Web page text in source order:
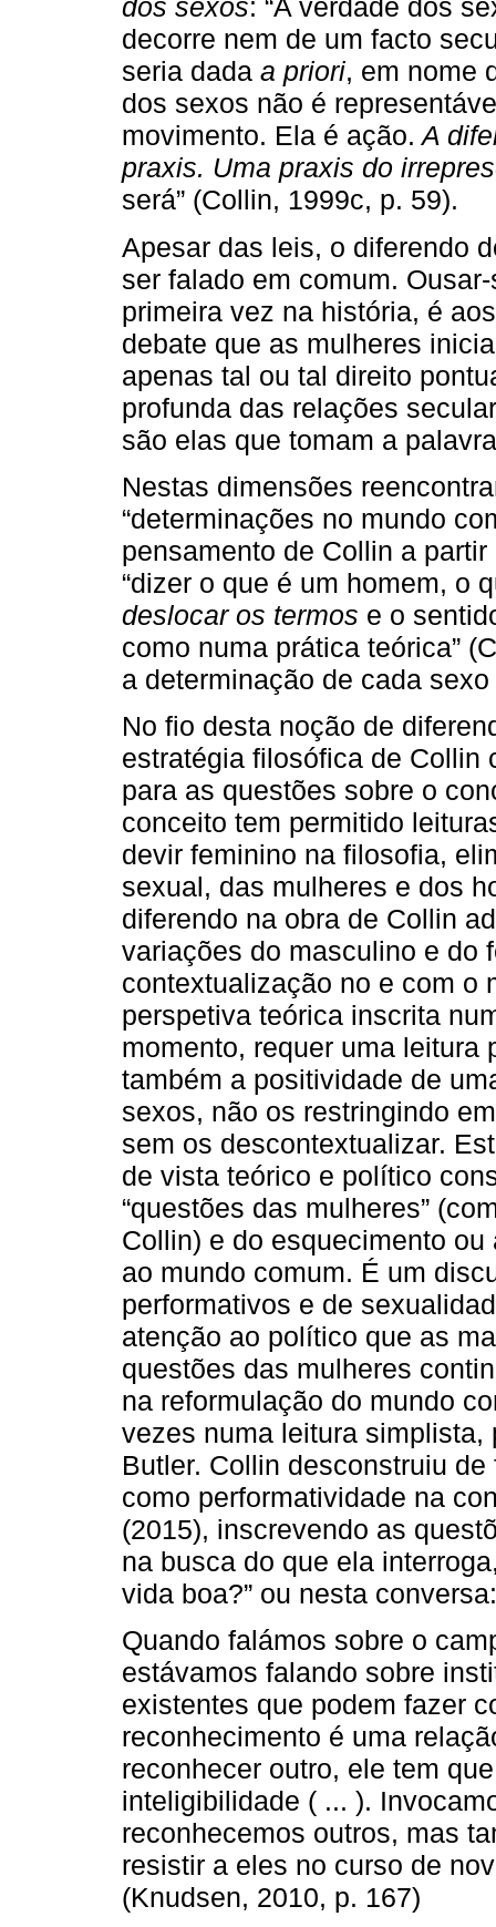
dos sexos: “A verdade dos
decorre nem de um facto
seria dada a priori, em nome
dos sexos não é
movimento. Ela é ação. A
praxis. Uma praxis do
será” (Collin, 1999c, p. 59).
Apesar das leis, o diferendo
ser falado em comum.
primeira vez na história, é
debate que as mulheres
apenas tal ou tal direito
profunda das relações
são elas que tomam a
Nestas dimensões
“determinações no mundo
pensamento de Collin a
“dizer o que é um homem, o
deslocar os termos e o
como numa prática teórica”
a determinação de cada
No fio desta noção de
estratégia filosófica de Collin
para as questões sobre o
conceito tem permitido
devir feminino na filosofia,
sexual, das mulheres e dos
diferendo na obra de Collin
variações do masculino e do
contextualização no e com o
perspetiva teórica inscrita
momento, requer uma
também a positividade de
sexos, não os restringindo
sem os descontextualizar.
de vista teórico e político
“questões das mulheres”
Collin) e do esquecimento
ao mundo comum. É um
performativos e de
atenção ao político que as
questões das mulheres
na reformulação do mundo
vezes numa leitura
Butler. Collin desconstruiu
como performatividade na
(2015), inscrevendo as
na busca do que ela
vida boa?” ou nesta conversa:
Quando falámos sobre o
estávamos falando sobre
existentes que podem fazer
reconhecimento é uma
reconhecer outro, ele tem
inteligibilidade ( ... ).
reconhecemos outros, mas
resistir a eles no curso de
(Knudsen, 2010, p. 167)